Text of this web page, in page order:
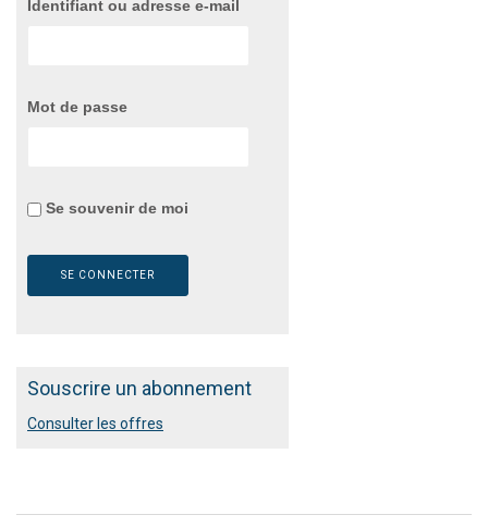
Identifiant ou adresse e-mail
Mot de passe
Se souvenir de moi
Souscrire un abonnement
Consulter les offres